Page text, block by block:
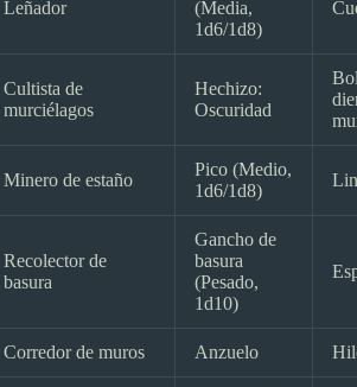
Leñador
(Media,
1d6/1d8)
Cultista de
murciélagos
Hechizo:
Oscuridad
Minero de estaño
Pico (Medio,
1d6/1d8)
Recolector de
basura
Gancho de
basura
(Pesado,
1d10)
Corredor de muros Anzuelo